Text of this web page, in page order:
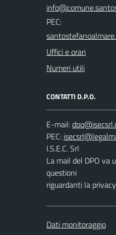
PEC:
Uffici e orari
Numeri utili
CONTATTI D.P.O.
E-mail:
PEC:
I.S.E.C. Srl
La mail del DPO va
questioni
riguardanti la privacy
Dati monitoraggio